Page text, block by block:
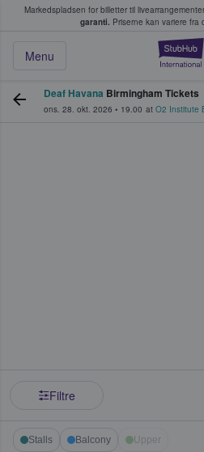
Markedspladsen for billetter til
garanti. Priserne kan variere
Menu
køber og sælger
Deaf Havana Birmingham Tickets
ons. 28. okt. 2026 • 19.00 at O2 Institute
Filtre
Stalls Balcony Upper